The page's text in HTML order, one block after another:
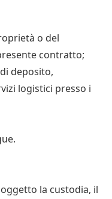
o del
contratto;
deposito,
logistici presso i
la custodia, il